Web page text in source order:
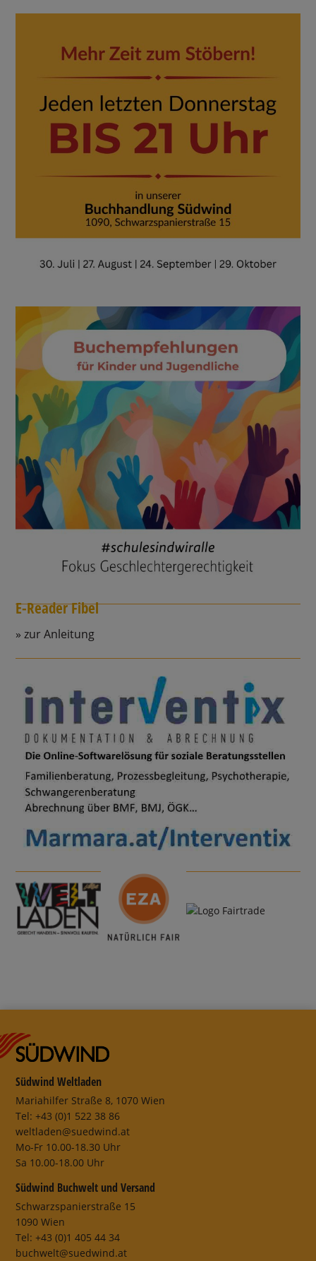
E-Reader Fibel
zur Anleitung
Südwind Weltladen
Mariahilfer Straße 8, 1070 Wien
Tel: +43 (0)1 522 38 86
weltladen@suedwind.at
Mo-Fr 10.00-18.30 Uhr
Sa 10.00-18.00 Uhr
Südwind Buchwelt und Versand
Schwarzspanierstraße 15
1090 Wien
Tel: +43 (0)1 405 44 34
buchwelt@suedwind.at